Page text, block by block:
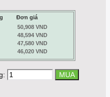
Đơn giá
50,908 VND
48,594 VND
47,580 VND
46,020 VND